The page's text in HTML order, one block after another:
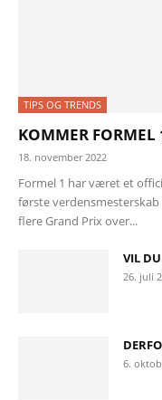
TIPS OG TRENDS
KOMMER FORMEL
18. november 2022
Formel 1 har været et
første
flere Grand Prix over...
VIL
26. juli
6.